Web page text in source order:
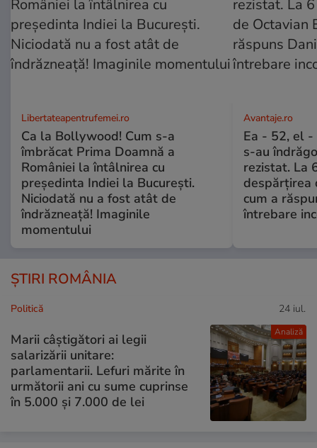
Libertateapentrufemei.ro
Ca la Bollywood! Cum s-a
îmbrăcat Prima Doamnă a
României la întâlnirea cu
președinta Indiei la București.
Niciodată nu a fost atât de
îndrăzneață! Imaginile
momentului
Avantaje.ro
Ea - 52, el -
s-au
rezistat. La
despărțirea
cum a
întrebare
ȘTIRI ROMÂNIA
Analiză
Politică 24 iul.
Marii câștigători ai legii
salarizării unitare:
parlamentarii. Lefuri mărite în
următorii ani cu sume cuprinse
în 5.000 și 7.000 de lei